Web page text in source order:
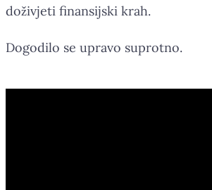
doživjeti finansijski krah.
Dogodilo se upravo suprotno.